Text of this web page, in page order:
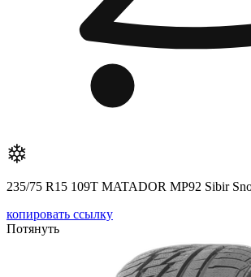
235/75 R15 109T MATADOR MP92 Sibir
копировать ссылку
Потянуть